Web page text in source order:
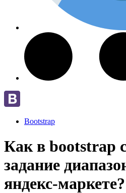
Bootstrap
Как в bootstrap
задание
яндекс-маркете?